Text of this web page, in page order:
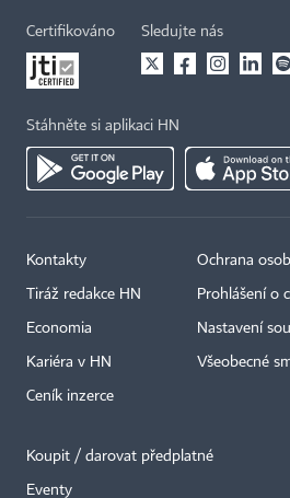
Certifikováno Sledujte nás
Stáhněte si aplikaci HN
Kontakty
Tiráž redakce HN
Economia
Kariéra v HN
Ceník inzerce
Ochrana
Prohlášení o
Nastavení
Všeobecné
Koupit / darovat předplatné
Eventy